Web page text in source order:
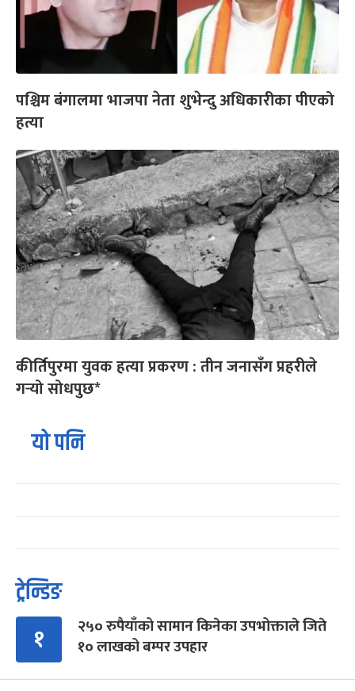
पश्चिम बंगालमा भाजपा नेता शुभेन्दु अधिकारीका पीएको
हत्या
कीर्तिपुरमा युवक हत्या प्रकरण : तीन जनासँग प्रहरीले
गर्‍यो सोधपुछ*
यो पनि
ट्रेन्डिङ
१
२५० रुपैयाँको सामान किनेका उपभोक्ताले जिते
१० लाखको बम्पर उपहार